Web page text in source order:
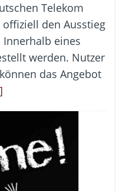
Telekom
den Ausstieg
eines
werden. Nutzer
das Angebot